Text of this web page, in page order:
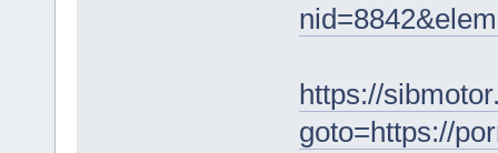
https://
goto=https://